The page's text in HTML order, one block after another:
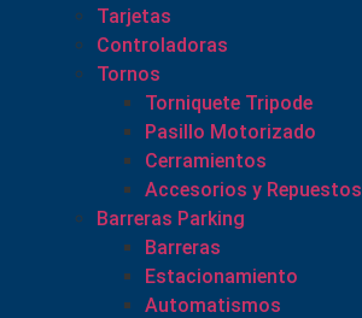
Tarjetas
Controladoras
Tornos
Torniquete Tripode
Pasillo Motorizado
Cerramientos
Accesorios y Repuestos
Barreras Parking
Barreras
Estacionamiento
Automatismos